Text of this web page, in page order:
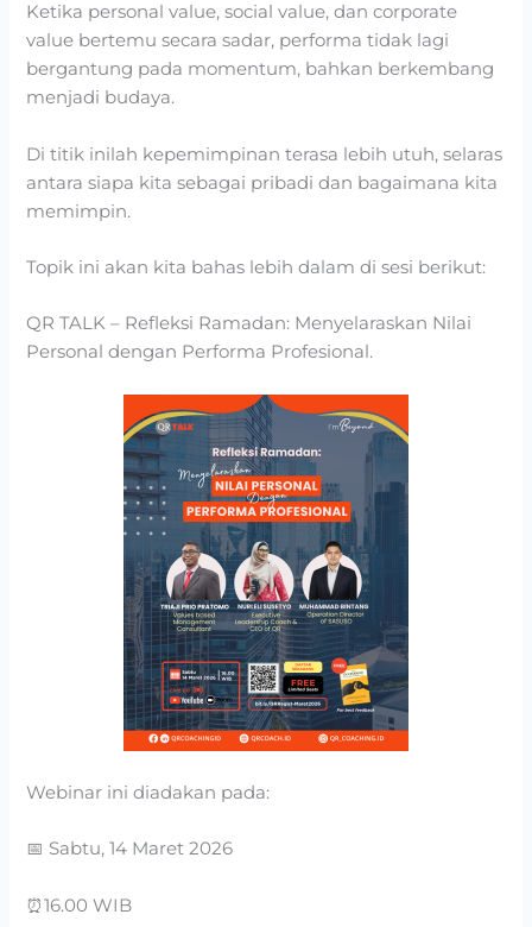
Ketika personal value, social value, dan corporate
value bertemu secara sadar, performa tidak lagi
bergantung pada momentum, bahkan berkembang
menjadi budaya.
Di titik inilah kepemimpinan terasa lebih utuh, selaras
antara siapa kita sebagai pribadi dan bagaimana kita
memimpin.
Topik ini akan kita bahas lebih dalam di sesi berikut:
QR TALK – Refleksi Ramadan: Menyelaraskan Nilai
Personal dengan Performa Profesional.
Webinar ini diadakan pada:
📅 Sabtu, 14 Maret 2026
⏰16.00 WIB